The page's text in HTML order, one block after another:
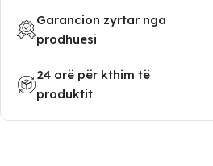
Garancion zyrtar nga
prodhuesi
24 orë për kthim të
produktit